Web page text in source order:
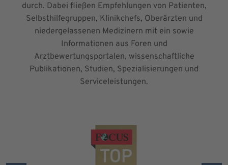
durch. Dabei fließen Empfehlungen von Patienten,
Selbsthilfegruppen, Klinikchefs, Oberärzten und
niedergelassenen Medizinern mit ein sowie
Informationen aus Foren und
Arztbewertungsportalen, wissenschaftliche
Publikationen, Studien, Spezialisierungen und
Serviceleistungen.